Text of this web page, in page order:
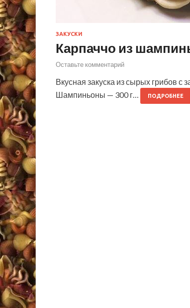
ЗАКУСКИ
Карпаччо из
Оставьте комментарий
Вкусная закуска из сырых грибов
Шампиньоны — 300 г…
ПОДРОБНЕЕ